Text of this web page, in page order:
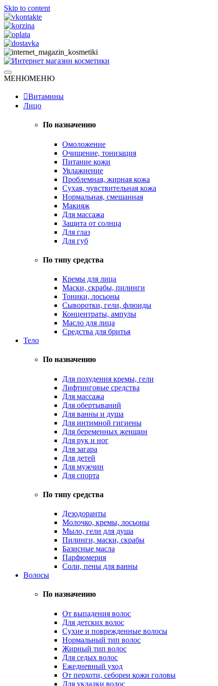
Skip to content
Интернет магазин косметики
Натуральная косметика
МЕНЮМЕНЮ
Витамины
Лицо
По назначению
Омоложение
Очищение, тонизация
Питание кожи
Увлажнение
Проблемная, жирная кожа
Сухая, чувствительная кожа
Нормальная, смешанная
Макияж
Для массажа
Защита от солнца
Для глаз
Для губ
По типу средства
Кремы для лица
Маски, скрабы, пилинги
Тоники, лосьоны
Сыворотки, гели, флюиды
Концентраты, ампулы
Масло для лица
Средства для бритья
Тело
По назначению
Для похудения кремы, гели
Лифтинговые средства
Для массажа
Для обертываний
Для ванны и душа
Для интимной гигиены
Для беременных женщин
Для рук и ног
Для загара
Для детей
Для мужчин
Для спорта
По типу средства
Дезодоранты
Молочко, кремы, лосьоны
Мыло, гели для душа
Пилинги, маски, скрабы
Базисные масла
Парфюмерия
Соли, пены для ванны
Волосы
По назначению
От выпадения волос
Для детских волос
Сухие и поврежденные волосы
Нормальный тип волос
Жирный тип волос
Для седых волос
Ежедневный уход
От перхоти, себореи кожи головы
Для укладки волос